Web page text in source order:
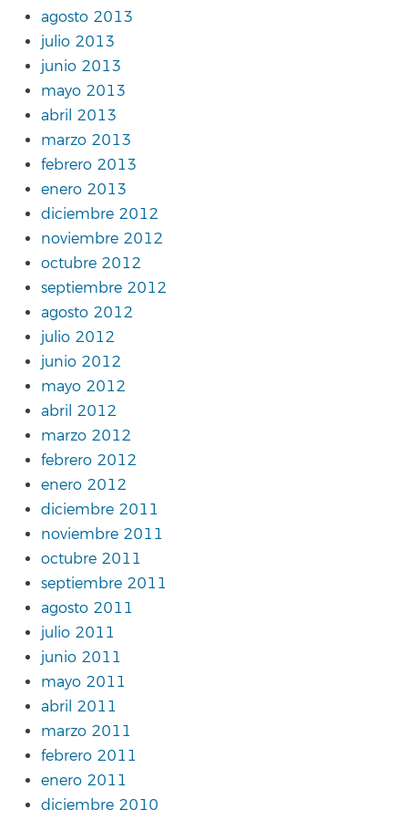
agosto 2013
julio 2013
junio 2013
mayo 2013
abril 2013
marzo 2013
febrero 2013
enero 2013
diciembre 2012
noviembre 2012
octubre 2012
septiembre 2012
agosto 2012
julio 2012
junio 2012
mayo 2012
abril 2012
marzo 2012
febrero 2012
enero 2012
diciembre 2011
noviembre 2011
octubre 2011
septiembre 2011
agosto 2011
julio 2011
junio 2011
mayo 2011
abril 2011
marzo 2011
febrero 2011
enero 2011
diciembre 2010